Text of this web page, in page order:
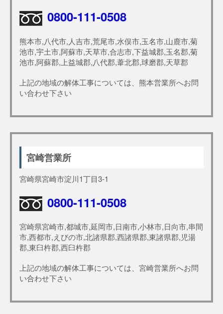
0800-111-0508
熊本市,八代市,人吉市,荒尾市,水俣市,玉名市,山鹿市,菊
池市,宇土市,阿蘇市,天草市,合志市,下益城郡,玉名郡,菊
池市,阿蘇郡,上益城郡,八代郡,葦北郡,球磨郡,天草郡
上記の地域の解体工事については、熊本営業所へお問
い合わせ下さい
宮崎営業所
宮崎県宮崎市淀川1丁目3-1
0800-111-0508
宮崎県宮崎市,都城市,延岡市,日南市,小林市,日向市,串間
市,西都市,えびの市,北諸県郡,西諸県郡,東諸県郡,児湯
郡,東臼杵郡,西臼杵郡
上記の地域の解体工事については、宮崎営業所へお問
い合わせ下さい